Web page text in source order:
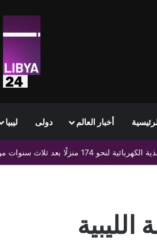
أخبار العالم دولى ليبيا
ثلاث سنوات من التذبذب